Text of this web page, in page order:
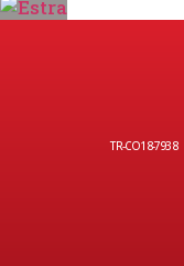
TR-CO18-7938